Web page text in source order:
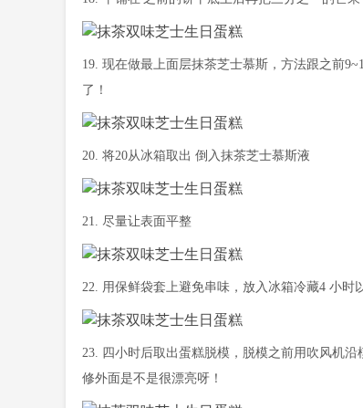
19. 现在做最上面层抹茶芝士慕斯，方法跟之前
了！
20. 将20从冰箱取出 倒入抹茶芝士慕斯液
21. 尽量让表面平整
22. 用保鲜袋套上避免串味，放入冰箱冷藏4 小时
23. 四小时后取出蛋糕脱模，脱模之前用吹风机
修外面是不是很漂亮呀！